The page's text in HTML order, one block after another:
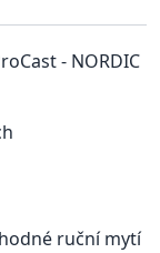
- NORDIC
ruční mytí